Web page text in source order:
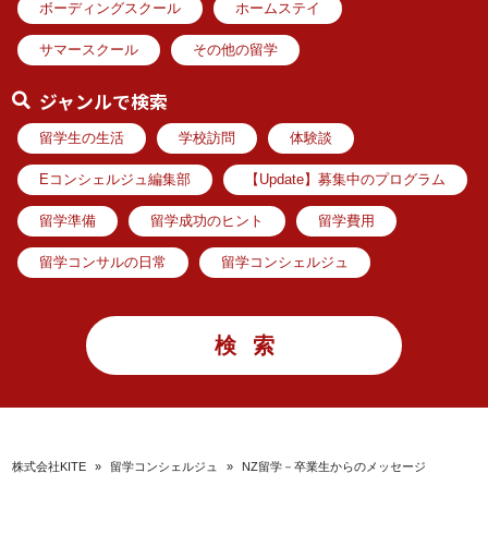
ボーディングスクール ホームステイ
サマースクール その他の留学
ジャンルで検索
留学生の生活 学校訪問 体験談
Eコンシェルジュ編集部 【Update】募集中のプログラム
留学準備 留学成功のヒント 留学費用
留学コンサルの日常 留学コンシェルジュ
株式会社KITE » 留学コンシェルジュ » NZ留学－卒業生からのメッセージ